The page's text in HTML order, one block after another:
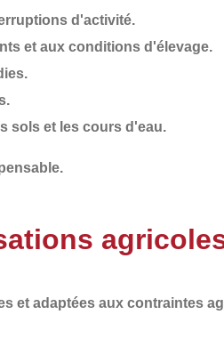
d'activité.
et aux conditions d'élevage.
sols et les cours d'eau.
et adaptées aux contraintes